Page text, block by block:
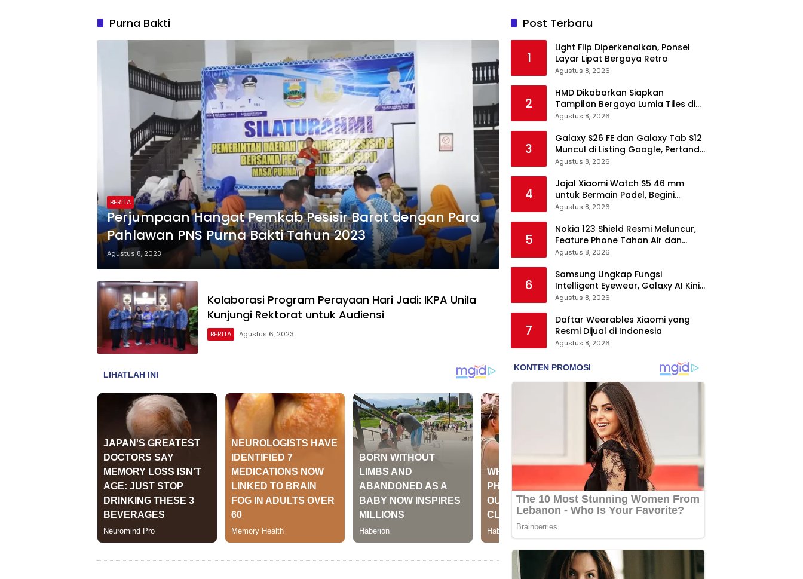
Purna Bakti
BERITA
Perjumpaan Hangat Pemkab Pesisir Barat dengan Para
Pahlawan PNS Purna Bakti Tahun 2023
Agustus 8, 2023
Kolaborasi Program Perayaan Hari Jadi: IKPA Unila
Kunjungi Rektorat untuk Audiensi
BERITA Agustus 6, 2023
Post Terbaru
1
Light Flip Diperkenalkan, Ponsel
Layar Lipat Bergaya Retro
Agustus 8, 2026
2
HMD Dikabarkan Siapkan
Tampilan Bergaya Lumia Tiles di
Ponsel Android
Agustus 8, 2026
3
Galaxy S26 FE dan Galaxy Tab S12
Muncul di Listing Google, Pertanda
Segera Rilis?
Agustus 8, 2026
4
Jajal Xiaomi Watch S5 46 mm
untuk Bermain Padel, Begini
Kemampuannya
Agustus 8, 2026
5
Nokia 123 Shield Resmi Meluncur,
Feature Phone Tahan Air dan
Debu
Agustus 8, 2026
6
Samsung Ungkap Fungsi
Intelligent Eyewear, Galaxy AI Kini
Bisa Diakses Tanpa Layar
Agustus 8, 2026
7
Daftar Wearables Xiaomi yang
Resmi Dijual di Indonesia
Agustus 8, 2026